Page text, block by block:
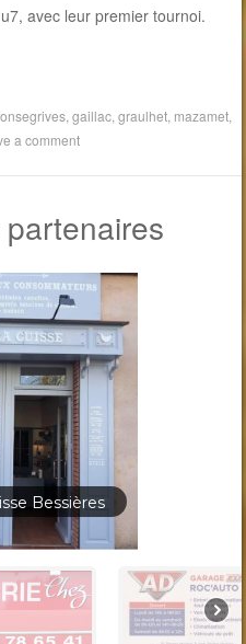
avec leur premier tournoi.
,gaillac ,graulhet mazamet
a comment
Bessières